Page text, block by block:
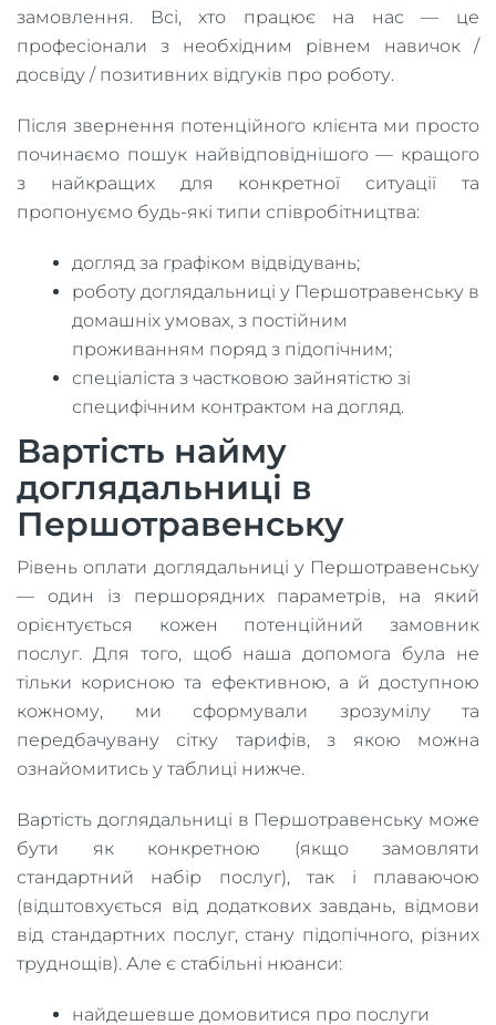
замовлення. Всі, хто працює на нас — це
професіонали з необхідним рівнем навичок /
досвіду / позитивних відгуків про роботу.
Після звернення потенційного клієнта ми просто
починаємо пошук найвідповіднішого — кращого
з найкращих для конкретної ситуації та
пропонуємо будь-які типи співробітництва:
догляд за графіком відвідувань;
роботу доглядальниці у Першотравенську в
домашніх умовах, з постійним
проживанням поряд з підопічним;
спеціаліста з частковою зайнятістю зі
специфічним контрактом на догляд.
Вартість найму
доглядальниці в
Першотравенську
Рівень оплати доглядальниці у Першотравенську
— один із першорядних параметрів, на який
орієнтується кожен потенційний замовник
послуг. Для того, щоб наша допомога була не
тільки корисною та ефективною, а й доступною
кожному, ми сформували зрозумілу та
передбачувану сітку тарифів, з якою можна
ознайомитись у таблиці нижче.
Вартість доглядальниці в Першотравенську може
бути як конкретною (якщо замовляти
стандартний набір послуг), так і плаваючою
(відштовхується від додаткових завдань, відмови
від стандартних послуг, стану підопічного, різних
труднощів). Але є стабільні нюанси:
найдешевше домовитися про послуги